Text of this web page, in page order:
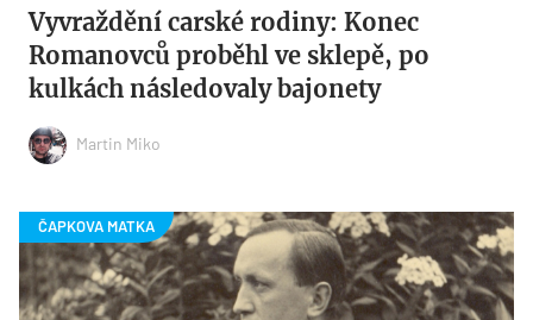
Vyvraždění carské rodiny: Konec
Romanovců proběhl ve sklepě, po
kulkách následovaly bajonety
Martin Miko